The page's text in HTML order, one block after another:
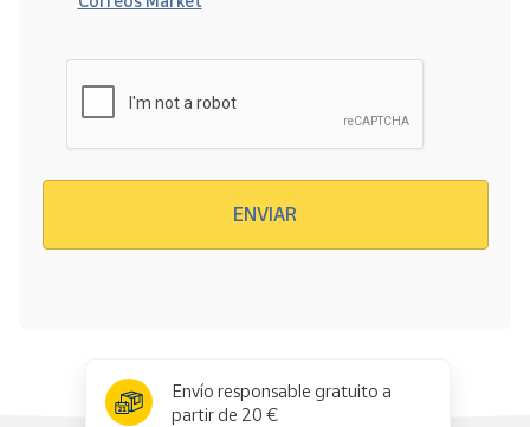
ENVIAR
Envío responsable gratuito a
partir de 20 €